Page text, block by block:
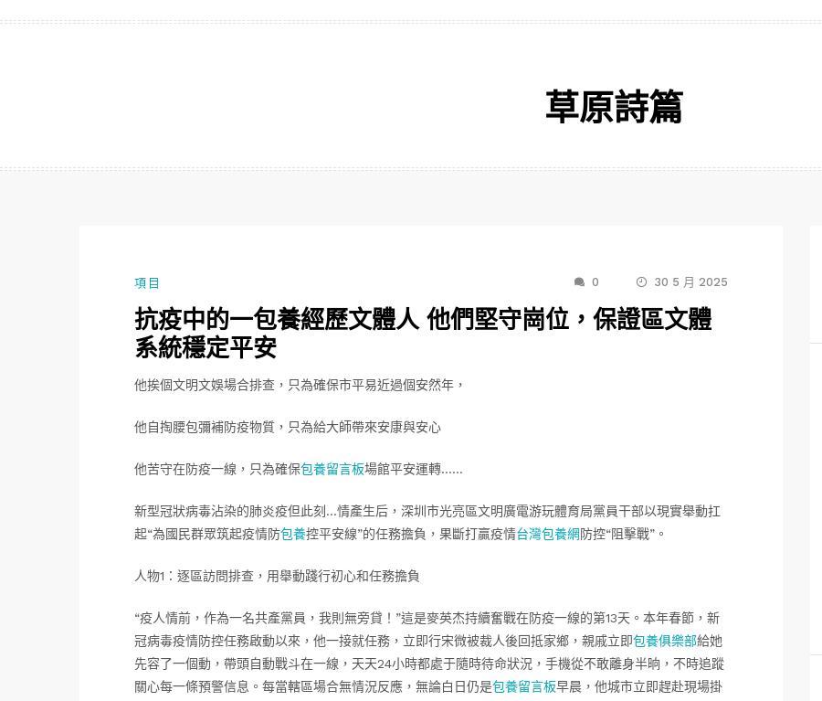
草原詩篇
項目 0 30 5 月 2025
抗疫中的一包養經歷文體人 他們堅守崗位，保證區文體
系統穩定平安
他挨個文明文娛場合排查，只為確保市平易近過個安然年，
他自掏腰包彌補防疫物質，只為給大師帶來安康與安心
他苦守在防疫一線，只為確保包養留言板場館平安運轉……
新型冠狀病毒沾染的肺炎疫但此刻…情產生后，深圳市光亮區文明廣電游玩體育局黨員干部以現實舉動扛
起“為國民群眾筑起疫情防包養控平安線”的任務擔負，果斷打贏疫情台灣包養網防控“阻擊戰”。
人物1：逐區訪問排查，用舉動踐行初心和任務擔負
“疫人情前，作為一名共產黨員，我則無旁貸！”這是麥英杰持續奮戰在防疫一線的第13天。本年春節，新
冠病毒疫情防控任務啟動以來，他一接就任務，立即行宋微被裁人後回抵家鄉，親戚立即包養俱樂部給她
先容了一個動，帶頭自動戰斗在一線，天天24小時都處于隨時待命狀況，手機從不敢離身半晌，不時追蹤
關心每一條預警信息。每當轄區場合無情況反應，無論白日仍是包養留言板早晨，他城市立即趕赴現場掛